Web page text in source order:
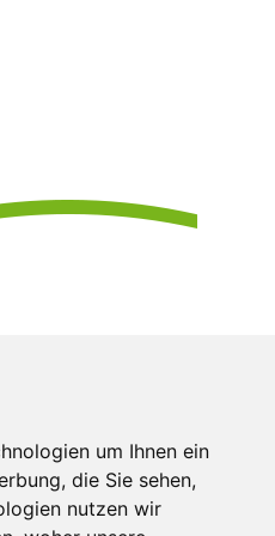
um Ihnen ein
die Sie sehen,
nutzen wir